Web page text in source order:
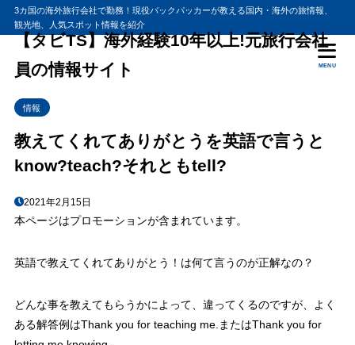
3カ国の海外旅行会社で勤務！現役バックパッカーが教える国内・海外の旅情報、
観光地、人気スポット情報を紹介
【タビTS】海外経験10年以上!元旅行会社
員の情報サイト
MENU
情報
教えてくれてありがとうを英語で言うと
know?teach?それともtell?
2021年2月15日
本ページはプロモーションが含まれています。
英語で教えてくれてありがとう！は何て言うのが正解なの？
どんな事を教えてもらうかによって、違ってくるのですが、よく
ある解答例はThank you for teaching me.またはThank you for
目次
2 英語を教えてくれてありがとうございました